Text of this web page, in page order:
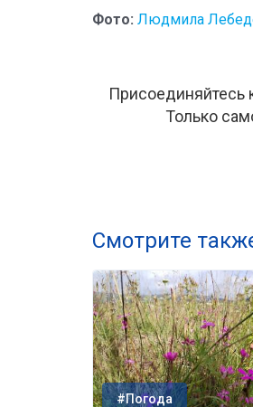
Фото: Людмила
Присоединяйтесь
Только
Смотрите
#Погода